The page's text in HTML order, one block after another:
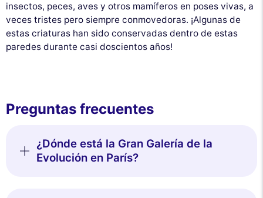
insectos, peces, aves y otros mamíferos en poses vivas, a
veces tristes pero siempre conmovedoras. ¡Algunas de
estas criaturas han sido conservadas dentro de estas
paredes durante casi doscientos años!
Preguntas frecuentes
¿Dónde está la Gran Galería de la
Evolución en París?